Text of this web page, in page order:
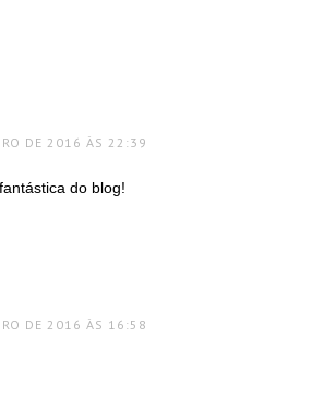
DE 2016 ÀS 22:39
do blog!
DE 2016 ÀS 16:58